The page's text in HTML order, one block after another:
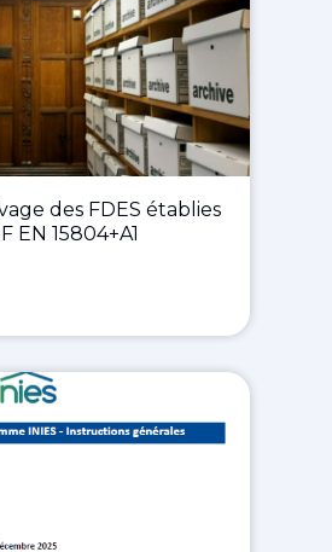
des FDES établies
EN 15804+A1